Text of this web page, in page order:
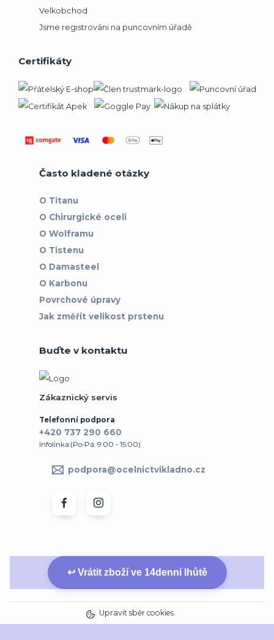
Velkobchod
Jsme registrováni na puncovním úřadě
Certifikáty
Často kladené otázky
O Titanu
O Chirurgické oceli
O Wolframu
O Tistenu
O Damasteel
O Karbonu
Povrchové úpravy
Jak změřit velikost prstenu
Buďte v kontaktu
Zákaznický servis
Telefonní podpora
+420 737 290 660
Infolinka:(Po-Pá: 9:00 - 15:00)
podpora@ocelnictvikladno.cz
↩ Vrátit zboží ve 14denní lhůtě
Upravit sběr cookies.